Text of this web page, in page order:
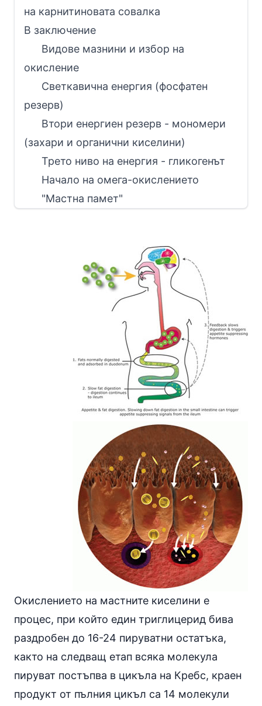
на карнитиновата совалка
В заключение
Видове мазнини и избор на
окисление
Светкавична енергия (фосфатен
резерв)
Втори енергиен резерв - мономери
(захари и органични киселини)
Трето ниво на енергия - гликогенът
Начало на омега-окислението
"Мастна памет"
Окислението на мастните киселини е
процес, при който един триглицерид бива
раздробен до 16-24 пируватни остатъка,
както на следващ етап всяка молекула
пируват постъпва в цикъла на Кребс, краен
продукт от пълния цикъл са 14 молекули